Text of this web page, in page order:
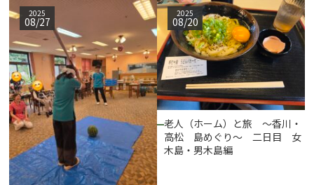
2025
08/27
2025
08/20
老人（ホーム）と旅 ～香川・
高松 島めぐり～ 二日目 女
木島・男木島編